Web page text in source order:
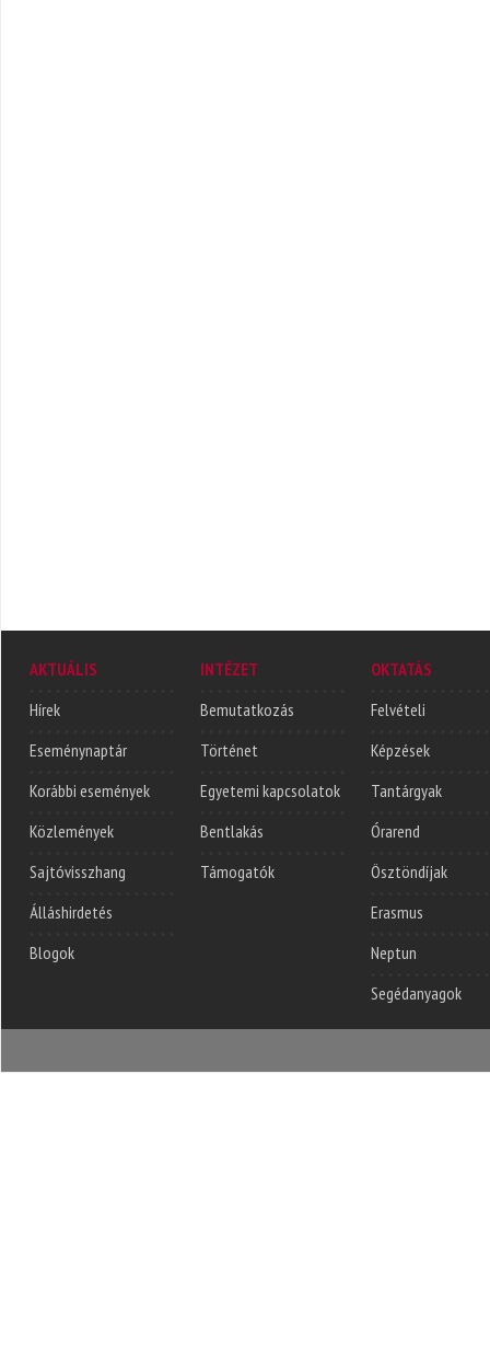
AKTUÁLIS
Hírek
Eseménynaptár
Korábbi események
Közlemények
Sajtóvisszhang
Álláshirdetés
Blogok
INTÉZET
Bemutatkozás
Történet
Egyetemi kapcsolatok
Bentlakás
Támogatók
OKTATÁS
Felvételi
Képzések
Tantárgyak
Órarend
Ösztöndíjak
Erasmus
Neptun
Segédanyagok